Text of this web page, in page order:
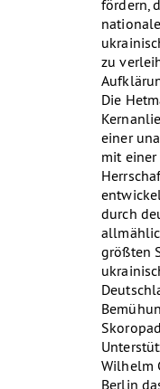
fördern,
zu
Die
einer
mit
durch
größten
Wilhelm
Berlin